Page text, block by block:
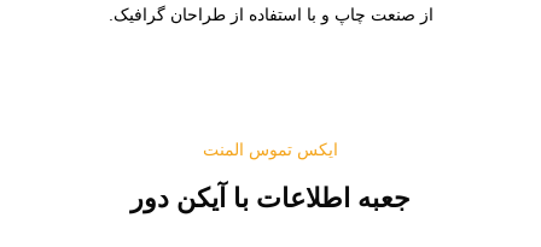
از صنعت چاپ و با استفاده از طراحان گرافیک.
ایکس تموس المنت
جعبه اطلاعات با آیکن دور